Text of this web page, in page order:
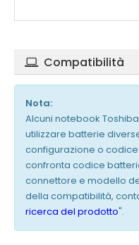
Compatibilità
Nota:
Alcuni notebook
utilizzare batterie
configurazione o
confronta codice
connettore e modello
della compatibilità,
ricerca del prodotto".